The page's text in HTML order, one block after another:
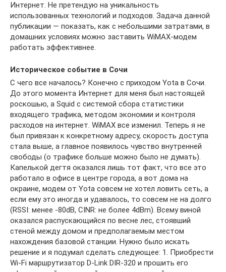
Интернет. Не претендую на уникальность
использованных технологий и подходов. Задача данной
публикации — показать, как с небольшими затратами, в
домашних условиях можно заставить WiMAX-модем
работать эффективнее.
Историческое событие в Сочи
С чего все началось? Конечно с приходом Yota в Сочи.
До этого момента Интернет для меня был настоящей
роскошью, а Squid с системой сбора статистики
входящего трафика, методом экономии и контроля
расходов на интернет. WiMAX все изменил. Теперь я не
был привязан к конкретному адресу, скорость доступа
стала выше, а главное появилось чувство внутренней
свободы (о трафике больше можно было не думать).
Капелькой дегтя оказался лишь тот факт, что все это
работало в офисе в центре города, а вот дома на
окраине, модем от Yota совсем не хотел ловить сеть, а
если ему это иногда и удавалось, то совсем не на долго
(RSSI: менее -80dB, CINR: не более 4dBm). Всему виной
оказался распускающийся по весне лес, стоявший
стеной между домом и предполагаемым местом
нахождения базовой станции. Нужно было искать
решение и я подумал сделать следующее: 1. Приобрести
Wi-Fi маршрутизатор D-Link DIR-320 и прошить его